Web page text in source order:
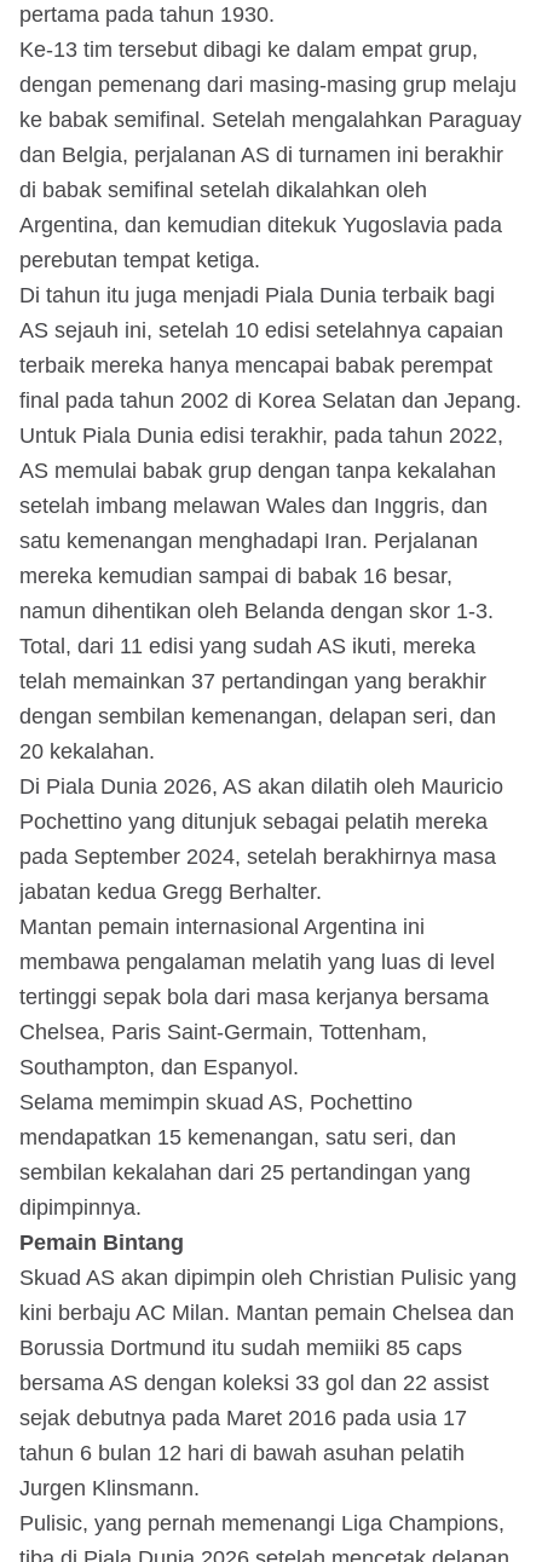
pertama pada tahun 1930.
Ke-13 tim tersebut dibagi ke dalam empat grup,
dengan pemenang dari masing-masing grup melaju
ke babak semifinal. Setelah mengalahkan Paraguay
dan Belgia, perjalanan AS di turnamen ini berakhir
di babak semifinal setelah dikalahkan oleh
Argentina, dan kemudian ditekuk Yugoslavia pada
perebutan tempat ketiga.
Di tahun itu juga menjadi Piala Dunia terbaik bagi
AS sejauh ini, setelah 10 edisi setelahnya capaian
terbaik mereka hanya mencapai babak perempat
final pada tahun 2002 di Korea Selatan dan Jepang.
Untuk Piala Dunia edisi terakhir, pada tahun 2022,
AS memulai babak grup dengan tanpa kekalahan
setelah imbang melawan Wales dan Inggris, dan
satu kemenangan menghadapi Iran. Perjalanan
mereka kemudian sampai di babak 16 besar,
namun dihentikan oleh Belanda dengan skor 1-3.
Total, dari 11 edisi yang sudah AS ikuti, mereka
telah memainkan 37 pertandingan yang berakhir
dengan sembilan kemenangan, delapan seri, dan
20 kekalahan.
Di Piala Dunia 2026, AS akan dilatih oleh Mauricio
Pochettino yang ditunjuk sebagai pelatih mereka
pada September 2024, setelah berakhirnya masa
jabatan kedua Gregg Berhalter.
Mantan pemain internasional Argentina ini
membawa pengalaman melatih yang luas di level
tertinggi sepak bola dari masa kerjanya bersama
Chelsea, Paris Saint-Germain, Tottenham,
Southampton, dan Espanyol.
Selama memimpin skuad AS, Pochettino
mendapatkan 15 kemenangan, satu seri, dan
sembilan kekalahan dari 25 pertandingan yang
dipimpinnya.
Pemain Bintang
Skuad AS akan dipimpin oleh Christian Pulisic yang
kini berbaju AC Milan. Mantan pemain Chelsea dan
Borussia Dortmund itu sudah memiiki 85 caps
bersama AS dengan koleksi 33 gol dan 22 assist
sejak debutnya pada Maret 2016 pada usia 17
tahun 6 bulan 12 hari di bawah asuhan pelatih
Jurgen Klinsmann.
Pulisic, yang pernah memenangi Liga Champions,